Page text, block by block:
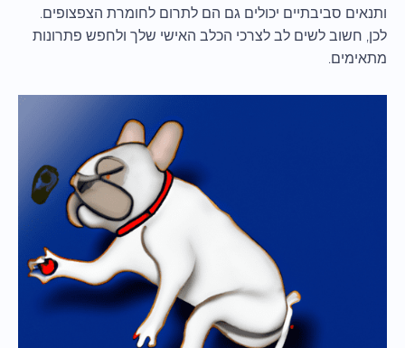
ותנאים סביבתיים יכולים גם הם לתרום לחומרת הצפצופים.
לכן, חשוב לשים לב לצרכי הכלב האישי שלך ולחפש פתרונות
מתאימים.